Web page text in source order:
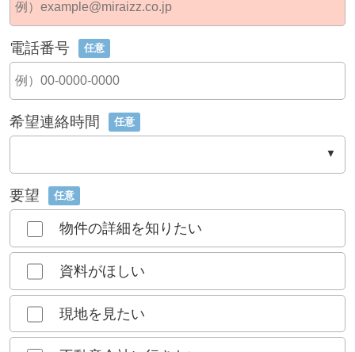
電話番号 任意
希望連絡時間 任意
要望 任意
物件の詳細を知りたい
資料がほしい
現地を見たい